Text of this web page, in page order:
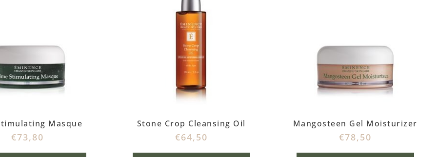
Masque
€73,80
Stone Crop Cleansing Oil
€64,50
Mangosteen Gel Moisturizer
€78,50